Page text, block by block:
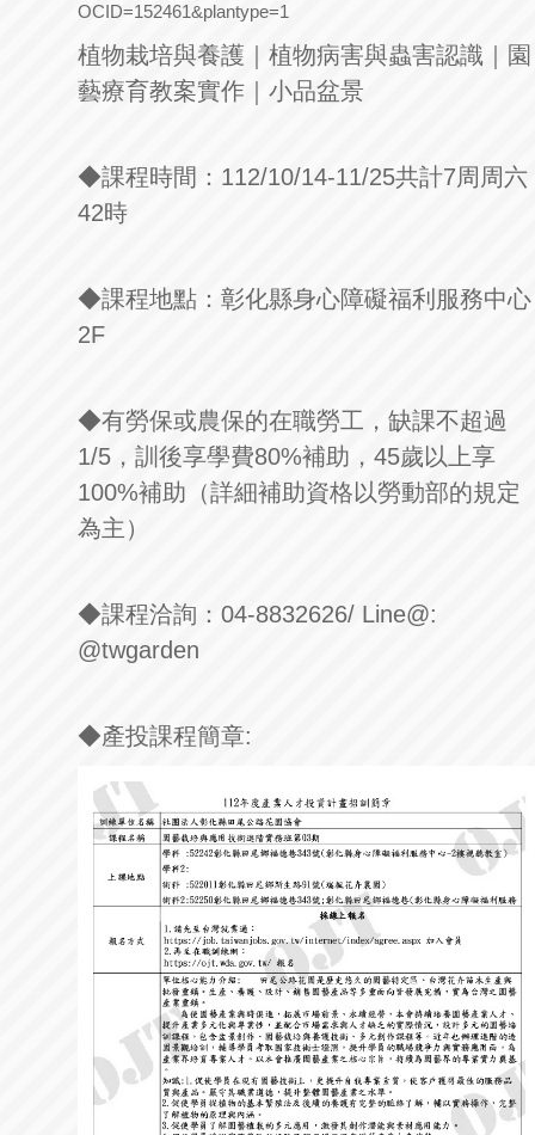
OCID=152461&plantype=1
植物栽培與養護｜植物病害與蟲害認識｜園
藝療育教案實作｜小品盆景
◆課程時間： 112/10/14-11/25共計7周周六
42時
◆課程地點：彰化縣身心障礙福利服務中心
2F
◆有勞保或農保的在職勞工，缺課不超過
1/5，訓後享學費80%補助， 45歲以上享
100%補助（詳細補助資格以勞動部的規定
為主）
◆課程洽詢： 04-8832626/ Line@:
@twgarden
◆產投課程簡章: